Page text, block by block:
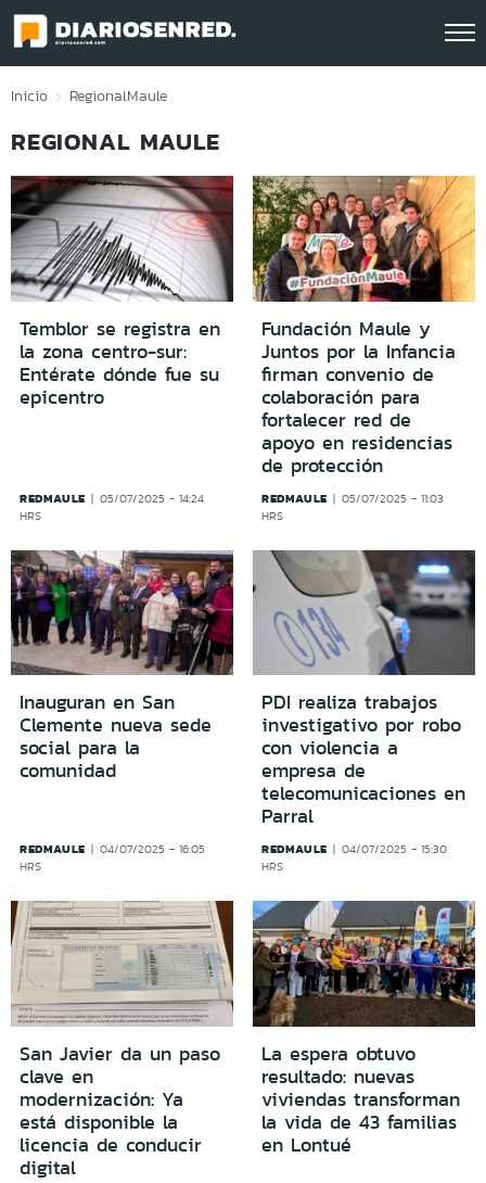
Click acá para ir directamente al contenido
Inicio RegionalMaule
REGIONAL MAULE
Temblor se registra en
la zona centro-sur:
Entérate dónde fue su
epicentro
REDMAULE
05/07/2025 - 14:24
HRS
Fundación Maule y
Juntos por la Infancia
firman convenio de
colaboración para
fortalecer red de
apoyo en residencias
de protección
REDMAULE
05/07/2025 - 11:03
HRS
Inauguran en San
Clemente nueva sede
social para la
comunidad
REDMAULE
04/07/2025 - 16:05
HRS
PDI realiza trabajos
investigativo por robo
con violencia a
empresa de
telecomunicaciones en
Parral
REDMAULE
04/07/2025 - 15:30
HRS
San Javier da un paso
clave en
modernización: Ya
está disponible la
licencia de conducir
digital
La espera obtuvo
resultado: nuevas
viviendas transforman
la vida de 43 familias
en Lontué